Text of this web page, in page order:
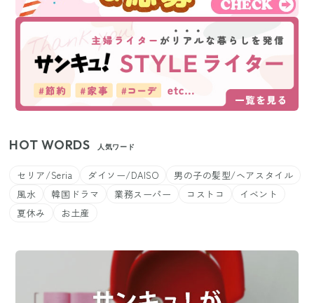
HOT WORDS 人気ワード
セリア/Seria ダイソー/DAISO
男の子の髪型/ヘアスタイル
風水
韓国ドラマ 業務スーパー コストコ
イベント
夏休み
お土産